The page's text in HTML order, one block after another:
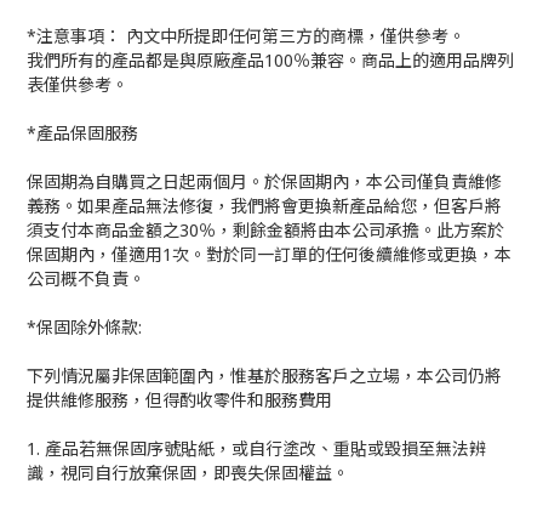
*注意事項： 內文中所提即任何第三方的商標，僅供參考。
我們所有的產品都是與原廠產品100％兼容。商品上的適用品牌列
表僅供參考。
*產品保固服務
保固期為自購買之日起兩個月。於保固期內，本公司僅負責維修
義務。如果產品無法修復，我們將會更換新產品給您，但客戶將
須支付本商品金額之30％，剩餘金額將由本公司承擔。此方案於
保固期內，僅適用1次。對於同一訂單的任何後續維修或更換，本
公司概不負責。
*保固除外條款:
下列情況屬非保固範圍內，惟基於服務客戶之立場，本公司仍將
提供維修服務，但得酌收零件和服務費用
1. 產品若無保固序號貼紙，或自行塗改、重貼或毀損至無法辨
識，視同自行放棄保固，即喪失保固權益。